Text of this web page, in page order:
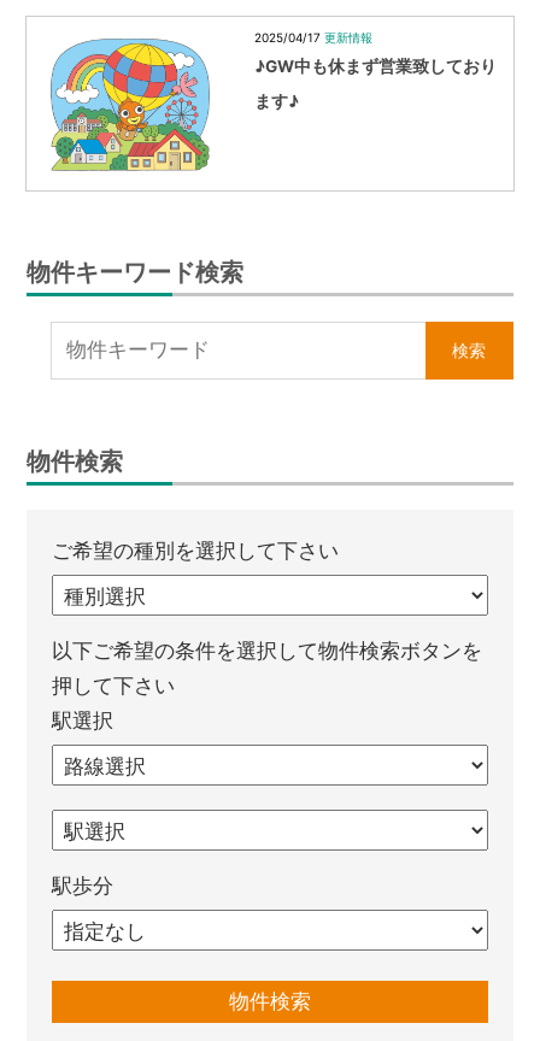
2025/04/17 更新情報
♪GW中も休まず営業致しており
ます♪
物件キーワード検索
物件検索
ご希望の種別を選択して下さい
以下ご希望の条件を選択して物件検索ボタンを
押して下さい
駅選択
駅歩分